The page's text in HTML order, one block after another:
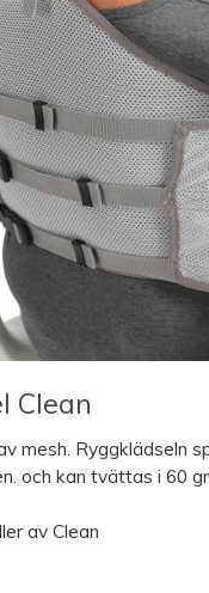
Clean
mesh. Ryggklädseln
och kan tvättas i 60
av Clean